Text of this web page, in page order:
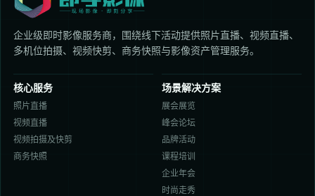
企业级即时影像服务商，围绕线下活动提供照片直播、视频直播、
多机位拍摄、视频快剪、商务快照与影像资产管理服务。
核心服务
照片直播
视频直播
视频拍摄及快剪
商务快照
场景解决方案
展会展览
峰会论坛
品牌活动
课程培训
企业年会
时尚走秀